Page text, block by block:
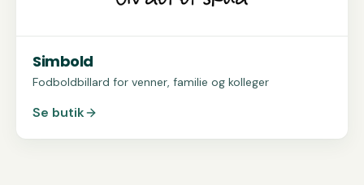
Simbold
Fodboldbillard for venner, familie og kolleger
Se butik